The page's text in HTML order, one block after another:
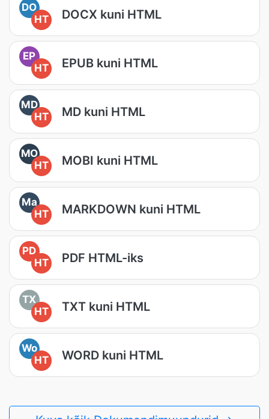
DO
HT
DOCX kuni HTML
EP
HT
EPUB kuni HTML
MD
HT
MD kuni HTML
MO
HT
MOBI kuni HTML
Ma
HT
MARKDOWN kuni HTML
PD
HT
PDF HTML-iks
TX
HT
TXT kuni HTML
Wo
HT
WORD kuni HTML